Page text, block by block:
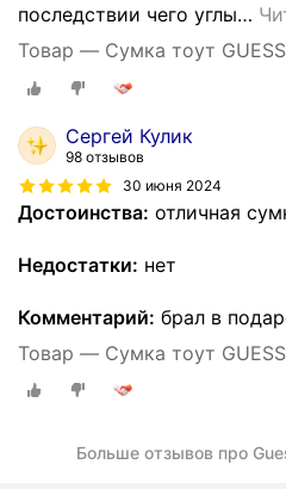
последствии чего углы…
Товар — Сумка тоут
Сергей Кулик
98 отзывов
30 июня 2024
Достоинства: отличная
Недостатки: нет
Комментарий: брал в
Товар — Сумка тоут
Больше отзывов про